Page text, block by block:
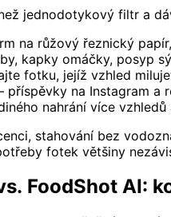
jednodotykový filtr a
na růžový řeznický
kapky omáčky, posyp
fotku, jejíž vzhled
příspěvky na Instagram a
nahrání více
stahování bez
fotek většiny
FoodShot AI: